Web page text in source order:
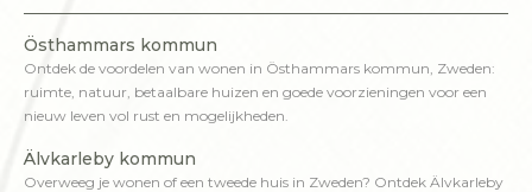
Östhammars kommun
Ontdek de voordelen van wonen in Östhammars kommun, Zweden:
ruimte, natuur, betaalbare huizen en goede voorzieningen voor een
nieuw leven vol rust en mogelijkheden.
Älvkarleby kommun
Overweeg je wonen of een tweede huis in Zweden? Ontdek Älvkarleby